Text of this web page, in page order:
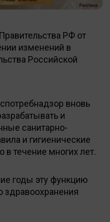
РФ от
изменений в
Российской
вновь
и
санитарно-
и гигиенические
в течение многих лет.
годы эту функцию
здравоохранения